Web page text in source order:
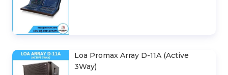
Loa Promax Array D-11A (Active
3Way)